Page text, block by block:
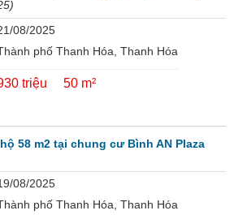
08/2025
phố Thanh Hóa, Thanh Hóa
triệu 50 m²
58 m2 tại chung cư Bình AN Plaza
08/2025
phố Thanh Hóa, Thanh Hóa